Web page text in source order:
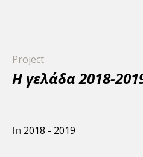
Project
Η γελάδα 2018-
In 2018 - 2019